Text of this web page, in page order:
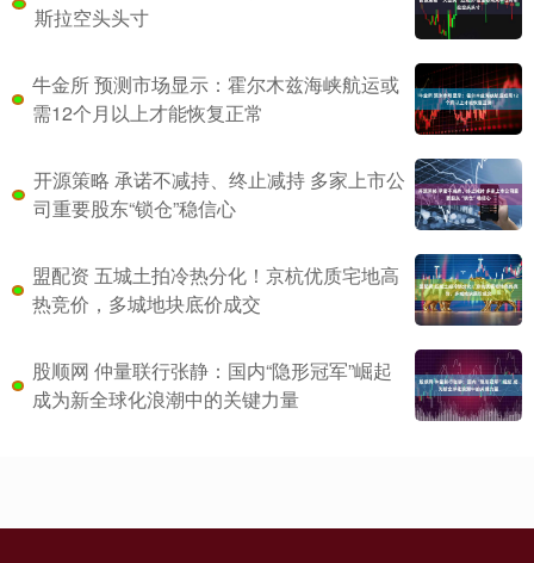
斯拉空头头寸
牛金所 预测市场显示：霍尔木兹海峡航运或
需12个月以上才能恢复正常
开源策略 承诺不减持、终止减持 多家上市公
司重要股东“锁仓”稳信心
盟配资 五城土拍冷热分化！京杭优质宅地高
热竞价，多城地块底价成交
股顺网 仲量联行张静：国内“隐形冠军”崛起
成为新全球化浪潮中的关键力量